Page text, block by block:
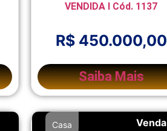
VENDIDA I Cód. 1137
R$ 450.000,00
Saiba Mais
Venda
Casa